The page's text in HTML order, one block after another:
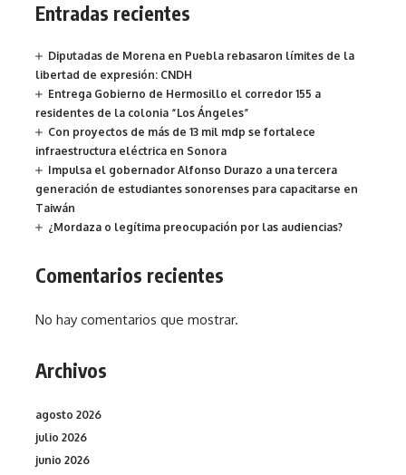
Entradas recientes
Diputadas de Morena en Puebla rebasaron límites de la
libertad de expresión: CNDH
Entrega Gobierno de Hermosillo el corredor 155 a
residentes de la colonia “Los Ángeles”
Con proyectos de más de 13 mil mdp se fortalece
infraestructura eléctrica en Sonora
Impulsa el gobernador Alfonso Durazo a una tercera
generación de estudiantes sonorenses para capacitarse en
Taiwán
¿Mordaza o legítima preocupación por las audiencias?
Comentarios recientes
No hay comentarios que mostrar.
Archivos
agosto 2026
julio 2026
junio 2026